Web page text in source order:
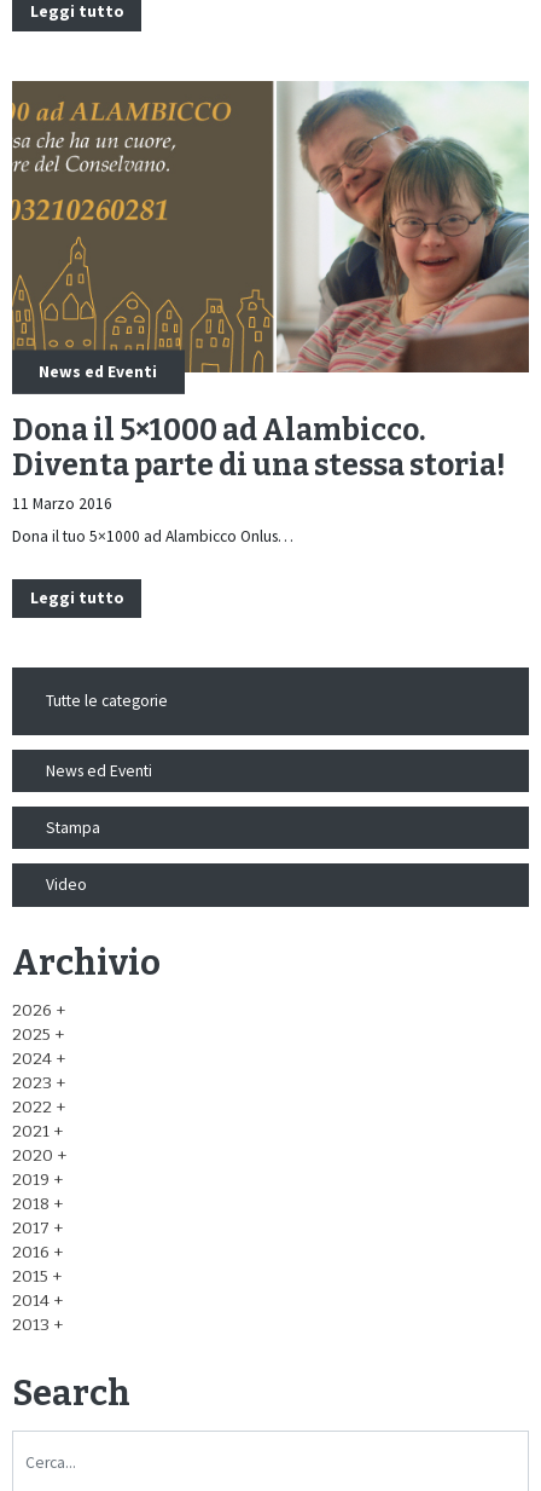
Leggi tutto
News ed Eventi
Dona il 5×1000 ad Alambicco.
Diventa parte di una stessa storia!
11 Marzo 2016
Dona il tuo 5×1000 ad Alambicco Onlus…
Leggi tutto
Tutte le categorie
News ed Eventi
Stampa
Video
Archivio
2026
2025
2024
2023
2022
2021
2020
2019
2018
2017
2016
2015
2014
2013
Search